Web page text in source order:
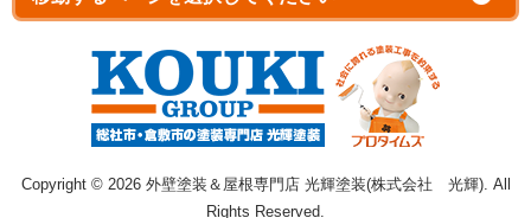
Copyright © 2026 外壁塗装＆屋根専門店 光輝塗装(株式会社 光輝). All
Rights Reserved.